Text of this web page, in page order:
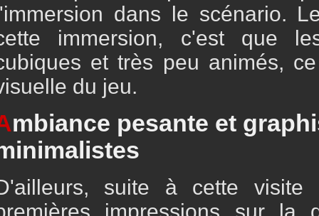
dans le scénario.
immersion, c'est que
et très peu animés,
du jeu.
mbiance pesante et
suite à cette